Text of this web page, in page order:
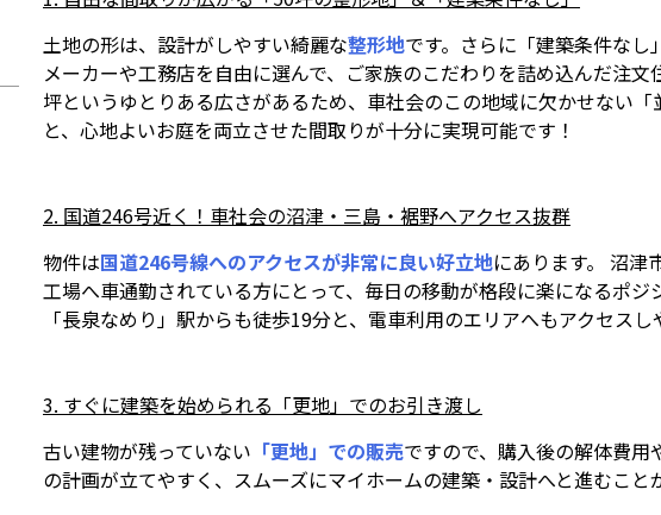
土地の形は、設計がしやすい綺麗な整形地です。さらに「建築条件な
メーカーや工務店を自由に選んで、ご家族のこだわりを詰め込んだ注
坪というゆとりある広さがあるため、車社会のこの地域に欠かせない「
と、心地よいお庭を両立させた間取りが十分に実現可能です！
2. 国道246号近く！車社会の沼津・三島・裾野へアクセス抜群
物件は国道246号線へのアクセスが非常に良い好立地にあります。 沼津
工場へ車通勤されている方にとって、毎日の移動が格段に楽になるポジ
「長泉なめり」駅からも徒歩19分と、電車利用のエリアへもアクセスし
3. すぐに建築を始められる「更地」でのお引き渡し
古い建物が残っていない 「更地」での販売ですので、購入後の解体費
の計画が立てやすく、スムーズにマイホームの建築・設計へと進むこと